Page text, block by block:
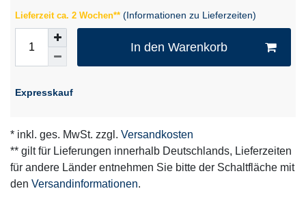
Lieferzeit ca. 2 Wochen** (Informationen zu Lieferzeiten)
In den Warenkorb
Expresskauf
* inkl. ges. MwSt. zzgl. Versandkosten
** gilt für Lieferungen innerhalb Deutschlands, Lieferzeiten
für andere Länder entnehmen Sie bitte der Schaltfläche mit
den Versandinformationen.